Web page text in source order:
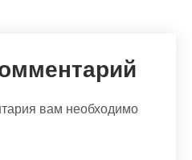
вам необходимо